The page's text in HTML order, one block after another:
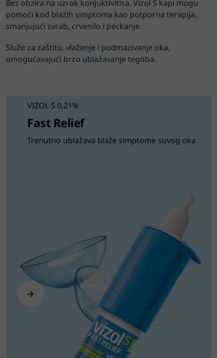
Bez obzira na uzrok konjuktivitisa, Vizol S kapi mogu
pomoći kod blažih simptoma kao potporna terapija,
smanjujući svrab, crvenilo i peckanje.
Služe za zaštitu, vlaženje i podmazivanje oka,
omogućavajući brzo ublažavanje tegoba.
VIZOL S 0,21%
Fast Relief
Trenutno ublažava blaže simptome suvog oka